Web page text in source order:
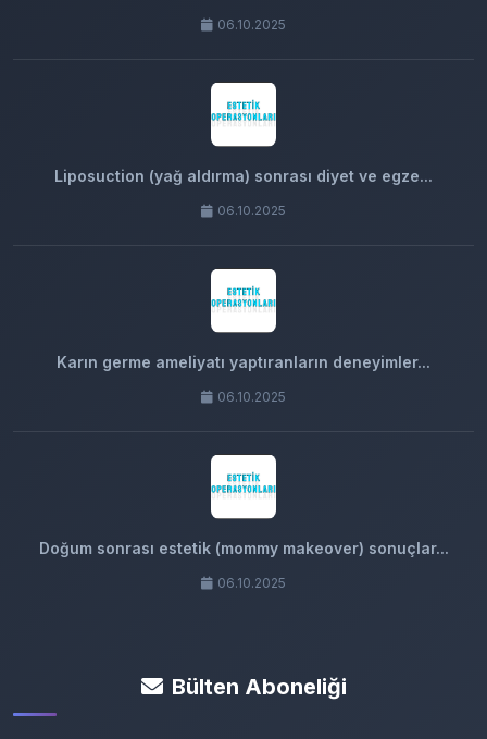
06.10.2025
Liposuction (yağ aldırma) sonrası diyet ve egze...
06.10.2025
Karın germe ameliyatı yaptıranların deneyimler...
06.10.2025
Doğum sonrası estetik (mommy makeover) sonuçlar...
06.10.2025
Bülten Aboneliği